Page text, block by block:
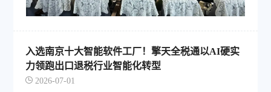
入选南京十大智能软件工厂！擎天全税通以AI硬实
力领跑出口退税行业智能化转型
2026-07-01